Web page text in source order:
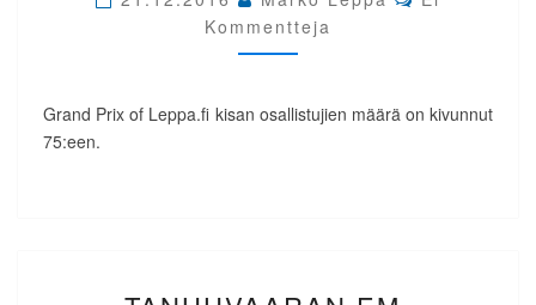
Kommentteja
Grand Prix of Leppa.fi kisan osallistujien määrä on kivunnut
75:een.